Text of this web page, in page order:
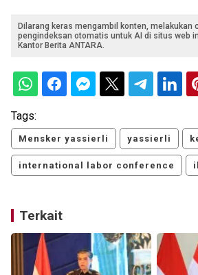
Dilarang keras mengambil konten, melakukan
pengindeksan otomatis untuk AI di situs web
Kantor Berita ANTARA.
Tags:
Mensker yassierli yassierli
international labor conference
Terkait